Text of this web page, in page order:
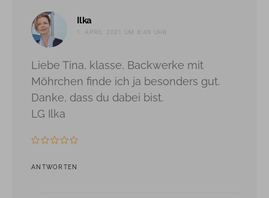
Ilka
1. APRIL 2021 UM 8:49 UHR
Liebe Tina, klasse, Backwerke mit
Möhrchen finde ich ja besonders gut.
Danke, dass du dabei bist.
LG Ilka
ANTWORTEN